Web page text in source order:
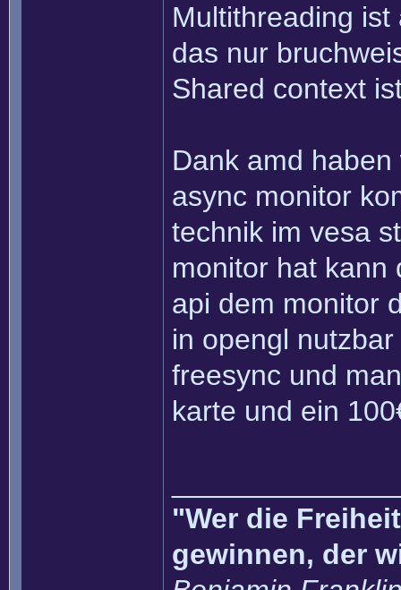
Multithreading
das nur
Shared context
Dank amd
async monitor
technik im vesa
monitor hat kann
api dem monitor
in opengl
freesync und
karte und ein
"Wer die
gewinnen, der